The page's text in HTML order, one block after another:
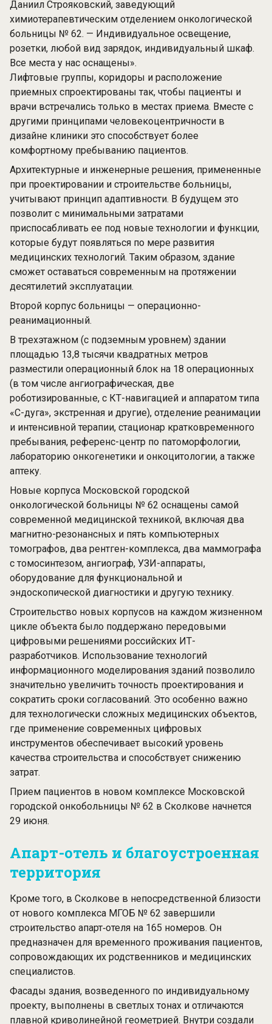
Даниил Строяковский, заведующий
химиотерапевтическим отделением онкологической
больницы № 62. — Индивидуальное освещение,
розетки, любой вид зарядок, индивидуальный шкаф.
Все места у нас оснащены».
Лифтовые группы, коридоры и расположение
приемных спроектированы так, чтобы пациенты и
врачи встречались только в местах приема. Вместе с
другими принципами человекоцентричности в
дизайне клиники это способствует более
комфортному пребыванию пациентов.
Архитектурные и инженерные решения, примененные
при проектировании и строительстве больницы,
учитывают принцип адаптивности. В будущем это
позволит с минимальными затратами
приспосабливать ее под новые технологии и функции,
которые будут появляться по мере развития
медицинских технологий. Таким образом, здание
сможет оставаться современным на протяжении
десятилетий эксплуатации.
Второй корпус больницы — операционно-
реанимационный.
В трехэтажном (с подземным уровнем) здании
площадью 13,8 тысячи квадратных метров
разместили операционный блок на 18 операционных
(в том числе ангиографическая, две
роботизированные, с КТ-навигацией и аппаратом типа
«С-дуга», экстренная и другие), отделение реанимации
и интенсивной терапии, стационар кратковременного
пребывания, референс-центр по патоморфологии,
лабораторию онкогенетики и онкоцитологии, а также
аптеку.
Новые корпуса Московской городской
онкологической больницы № 62 оснащены самой
современной медицинской техникой, включая два
магнитно-резонансных и пять компьютерных
томографов, два рентген-комплекса, два маммографа
с томосинтезом, ангиограф, УЗИ-аппараты,
оборудование для функциональной и
эндоскопической диагностики и другую технику.
Строительство новых корпусов на каждом жизненном
цикле объекта было поддержано передовыми
цифровыми решениями российских ИТ-
разработчиков. Использование технологий
информационного моделирования зданий позволило
значительно увеличить точность проектирования и
сократить сроки согласований. Это особенно важно
для технологически сложных медицинских объектов,
где применение современных цифровых
инструментов обеспечивает высокий уровень
качества строительства и способствует снижению
затрат.
Прием пациентов в новом комплексе Московской
городской онкобольницы № 62 в Сколкове начнется
29 июня.
Апарт-отель и благоустроенная
территория
Кроме того, в Сколкове в непосредственной близости
от нового комплекса МГОБ № 62 завершили
строительство апарт‑отеля на 165 номеров. Он
предназначен для временного проживания пациентов,
сопровождающих их родственников и медицинских
специалистов.
Фасады здания, возведенного по индивидуальному
проекту, выполнены в светлых тонах и отличаются
плавной криволинейной геометрией. Внутри создали